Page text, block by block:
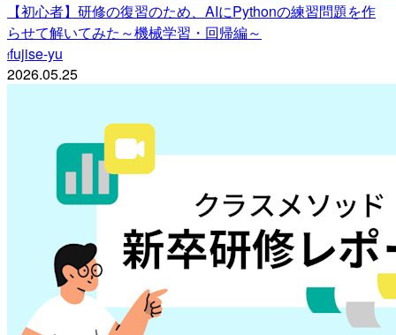
【初心者】研修の復習のため、AIにPythonの練習問題を作
らせて解いてみた～機械学習・回帰編～
ffujise-yu
2026.05.25